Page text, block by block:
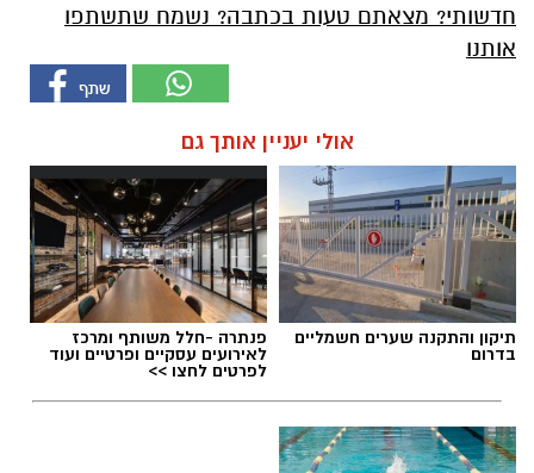
חדשותי? מצאתם טעות בכתבה? נשמח שתשתפו
אותנו
אולי יעניין אותך גם
תיקון והתקנה שערים חשמליים
בדרום
פנתרה -חלל משותף ומרכז
לאירועים עסקיים ופרטיים ועוד
לפרטים לחצו >>